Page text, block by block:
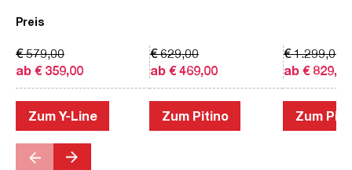
Preis
ab € 359,00
€ 579,00
Zum Y-Line
ab € 469,00
€ 629,00
Zum Pitino
ab € 829,00
€ 1.299,00
Zum